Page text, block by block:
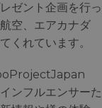
ゼント企画を行っ
空、エアカナダ
くれています。
ンフルエンサーた